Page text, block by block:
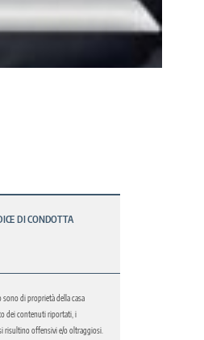
DI CONDOTTA
sono di proprietà della casa
dei contenuti riportati, i
risultino offensivi e/o oltraggiosi.